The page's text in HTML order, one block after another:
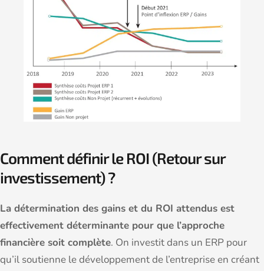
Comment définir le ROI (Retour sur
investissement) ?
La détermination des gains et du ROI attendus est
effectivement déterminante pour que l’approche
financière soit complète. On investit dans un ERP pour
qu’il soutienne le développement de l’entreprise en créant